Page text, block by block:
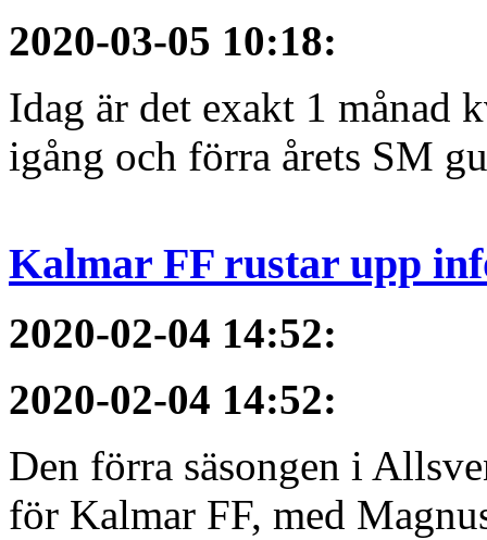
2020-03-05 10:18:
Idag är det exakt 1 månad
igång och förra årets SM
Kalmar FF rustar upp
2020-02-04 14:52:
2020-02-04 14:52:
Den förra säsongen i
för Kalmar FF, med